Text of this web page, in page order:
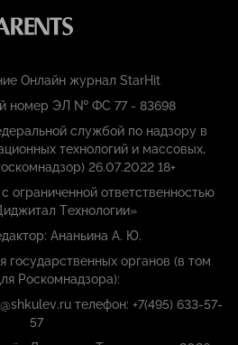
Онлайн журнал StarHit
номер ЭЛ № ФС 77 - 83698
службой по надзору в
технологий и массовых,
26.07.2022 18+
ограниченной ответственностью
Технологии»
Ананьина А. Ю.
государственных органов (в том
Роскомнадзора):
телефон: +7(495) 633-57-
57